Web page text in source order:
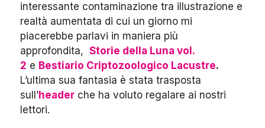
interessante contaminazione tra illustrazione e
realtà aumentata di cui un giorno mi
piacerebbe parlavi in maniera più
approfondita, Storie della Luna vol.
2 e Bestiario Criptozoologico Lacustre.
L’ultima sua fantasia è stata trasposta
sull’header che ha voluto regalare ai nostri
lettori.